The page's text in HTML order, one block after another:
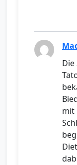
Die
mit